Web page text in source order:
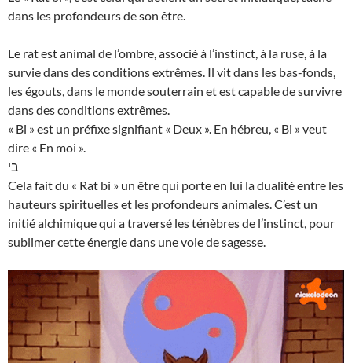
dans les profondeurs de son être.
Le rat est animal de l’ombre, associé à l’instinct, à la ruse, à la
survie dans des conditions extrêmes. Il vit dans les bas-fonds,
les égouts, dans le monde souterrain et est capable de survivre
dans des conditions extrêmes.
« Bi » est un préfixe signifiant « Deux ». En hébreu, « Bi » veut
dire « En moi ».
בי
Cela fait du « Rat bi » un être qui porte en lui la dualité entre les
hauteurs spirituelles et les profondeurs animales. C’est un
initié alchimique qui a traversé les ténèbres de l’instinct, pour
sublimer cette énergie dans une voie de sagesse.